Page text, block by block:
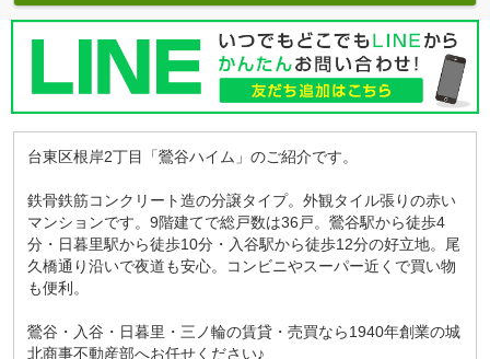
台東区根岸2丁目「鶯谷ハイム」のご紹介です。
鉄骨鉄筋コンクリート造の分譲タイプ。外観タイル張りの赤い
マンションです。9階建てで総戸数は36戸。鶯谷駅から徒歩4
分・日暮里駅から徒歩10分・入谷駅から徒歩12分の好立地。尾
久橋通り沿いで夜道も安心。コンビニやスーパー近くで買い物
も便利。
鶯谷・入谷・日暮里・三ノ輪の賃貸・売買なら1940年創業の城
北商事不動産部へお任せください♪